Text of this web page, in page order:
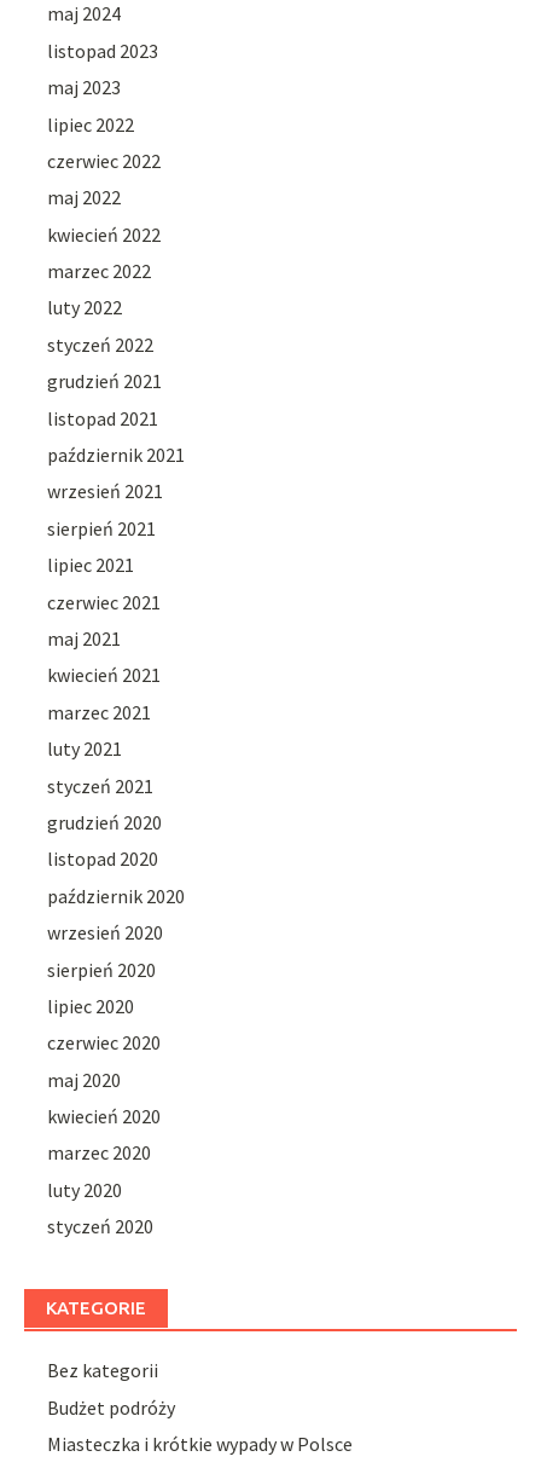
maj 2024
listopad 2023
maj 2023
lipiec 2022
czerwiec 2022
maj 2022
kwiecień 2022
marzec 2022
luty 2022
styczeń 2022
grudzień 2021
listopad 2021
październik 2021
wrzesień 2021
sierpień 2021
lipiec 2021
czerwiec 2021
maj 2021
kwiecień 2021
marzec 2021
luty 2021
styczeń 2021
grudzień 2020
listopad 2020
październik 2020
wrzesień 2020
sierpień 2020
lipiec 2020
czerwiec 2020
maj 2020
kwiecień 2020
marzec 2020
luty 2020
styczeń 2020
KATEGORIE
Bez kategorii
Budżet podróży
Miasteczka i krótkie wypady w Polsce